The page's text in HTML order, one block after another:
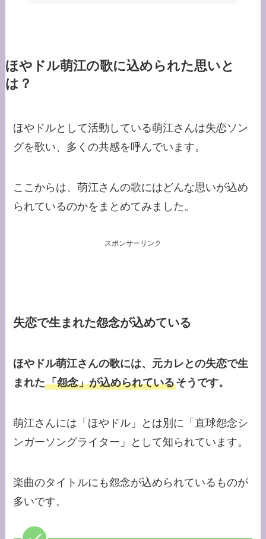
ほやドル萌江の歌に込められた思いと
は？
ほやドルとして活動している萌江さんは失恋ソン
グを歌い、多くの共感を呼んでいます。
ここからは、萌江さんの歌にはどんな思いが込め
られているのかをまとめてみました。
スポンサーリンク
失恋で生まれた怨念が込めている
ほやドル萌江さんの歌には、元カレとの失恋で生
まれた「怨念」が込められているそうです。
萌江さんには「ほやドル」とは別に「直球怨念シ
ンガーソングライター」として知られています。
楽曲のタイトルにも怨念が込められているものが
多いです。